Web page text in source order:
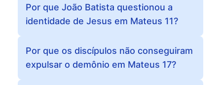
Por que João Batista questionou a
identidade de Jesus em Mateus 11?
Por que os discípulos não conseguiram
expulsar o demônio em Mateus 17?